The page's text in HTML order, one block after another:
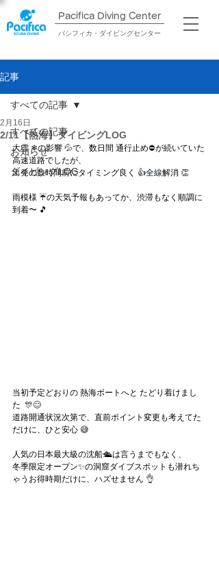
Pacifica Diving Center​
パシフィカ・ダイビングセンター
記事
すべての記事
お知らせ
ダイビングLOG
すべての記事
2/11【熱海】ダイビングLOG
2月16日
大雪 ❄の影響 💦で、数日間 通行止め⛔が続いていた
高速道路でしたが、
出発の数時間前にタイミング良く 👍全線解消 👏
雨模様 ☔の天気予報もあってか、渋滞もなく順調に
到着〜 🎵
当初予定どおりの 熱海ボートへと たどり着けまし
た 🎊😊
道路開通状況次第で、直前ポイント変更も考えてた
だけに、ひと安心 😅
人気の日本最大級の沈船🛳️は言うまでもなく、
冬季限定オープン✨の洞窟ダイブスポットも潜れち
ゃうお得時期だけに、ハズせません 👌